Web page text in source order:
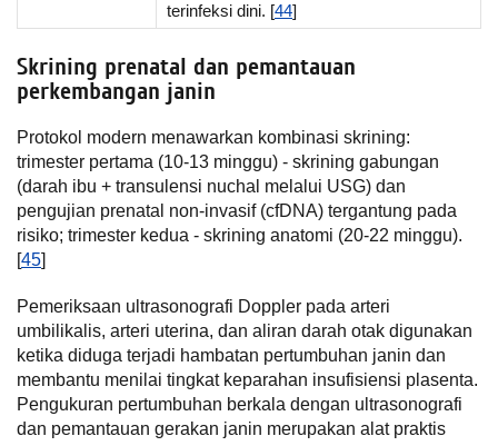
terinfeksi dini. [44]
Skrining prenatal dan pemantauan
perkembangan janin
Protokol modern menawarkan kombinasi skrining:
trimester pertama (10-13 minggu) - skrining gabungan
(darah ibu + transulensi nuchal melalui USG) dan
pengujian prenatal non-invasif (cfDNA) tergantung pada
risiko; trimester kedua - skrining anatomi (20-22 minggu).
[45]
Pemeriksaan ultrasonografi Doppler pada arteri
umbilikalis, arteri uterina, dan aliran darah otak digunakan
ketika diduga terjadi hambatan pertumbuhan janin dan
membantu menilai tingkat keparahan insufisiensi plasenta.
Pengukuran pertumbuhan berkala dengan ultrasonografi
dan pemantauan gerakan janin merupakan alat praktis